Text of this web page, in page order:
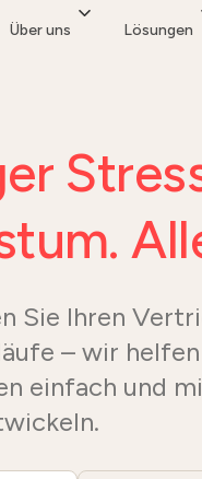
Über uns Lösungen
Sie Ihren
– wir
einfach und